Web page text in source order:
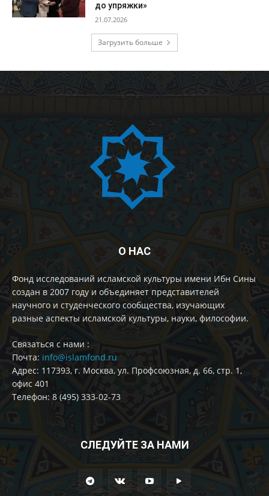
до упряжки»
21.07.2026
Загрузить больше
О НАС
Фонд исследований исламской культуры имени Ибн Сины
создан в 2007 году и объединяет представителей
научного и студенческого сообщества, изучающих
разные аспекты исламской культуры, науки, философии.
Cвязаться с нами :
Почта: info@islamfond.ru
Адрес: 117393, г. Москва, ул. Профсоюзная, д. 66, стр. 1,
офис 401
Телефон: 8 (495) 333-02-73
СЛЕДУЙТЕ ЗА НАМИ